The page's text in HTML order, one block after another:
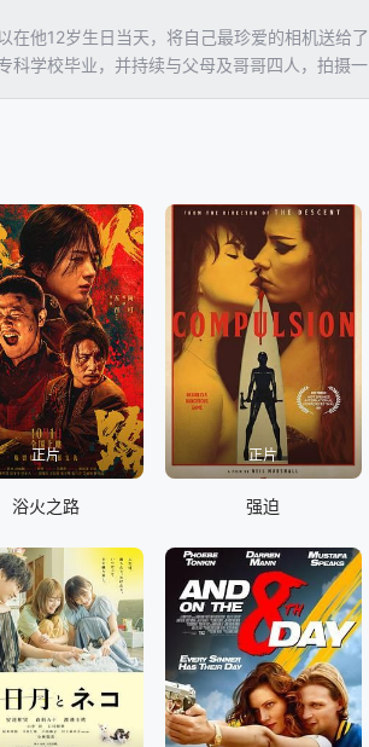
他12岁生日当天，将自己最珍爱的相机送给
学校毕业，并持续与父母及哥哥四人，拍摄
正片
浴火之路
正片
强迫